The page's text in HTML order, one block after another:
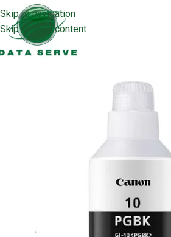
Skip to navigation
Skip to main content